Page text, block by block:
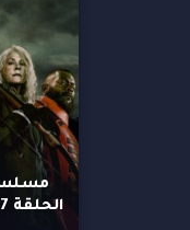
الحلقة 7 الموسم 11 الحادي عشر